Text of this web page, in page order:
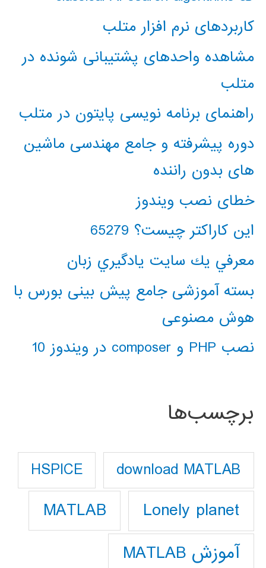
کاربردهای نرم افزار متلب
مشاهده واحدهای پشتیبانی شونده در
متلب
راهنمای برنامه نویسی پایتون در متلب
دوره پیشرفته و جامع مهندسی ماشین
های بدون راننده
خطای نصب ویندوز
این کاراکتر چیست؟ 65279
معرفي يك سايت يادگيري زبان
بسته آموزشی جامع پیش بینی بورس با
هوش مصنوعی
نصب PHP و composer در ویندوز 10
برچسب‌ها
download MATLAB
HSPICE
Lonely planet
MATLAB
آموزش MATLAB